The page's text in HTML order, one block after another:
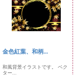
金色紅葉、和柄...
和風背景イラストです。 ベク
ター...